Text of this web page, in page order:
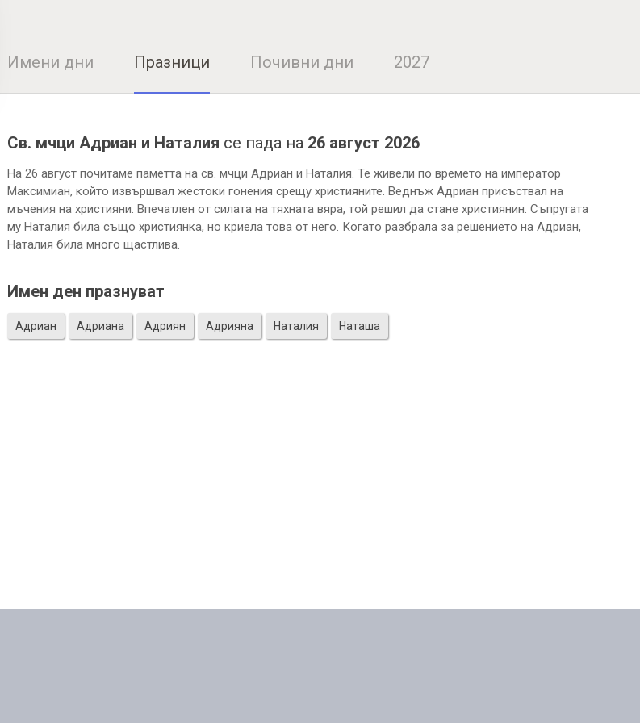
Имени дни Празници Почивни дни 2027
Св. мчци Адриан и Наталия се пада на 26 август 2026
На 26 август почитаме паметта на св. мчци Адриан и Наталия. Те живели по времето на император
Максимиан, който извършвал жестоки гонения срещу християните. Веднъж Адриан присъствал на
мъчения на християни. Впечатлен от силата на тяхната вяра, той решил да стане християнин. Съпругата
му Наталия била също християнка, но криела това от него. Когато разбрала за решението на Адриан,
Наталия била много щастлива.
Имен ден празнуват
Адриан Адриана Адриян Адрияна Наталия Наташа